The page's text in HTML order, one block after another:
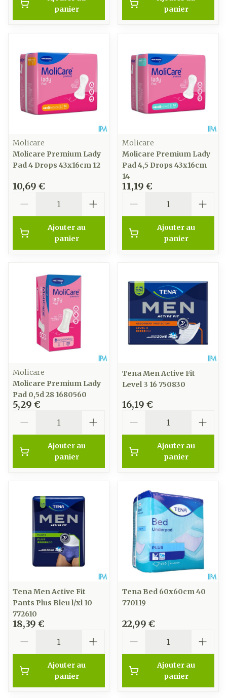
panier
panier
Molicare
Molicare Premium Lady
Pad 4 Drops 43x16cm 12
10,69 €
Ajouter au
panier
Molicare
Molicare Premium Lady
Pad 4,5 Drops 43x16cm
14
11,19 €
Ajouter au
panier
Molicare
Molicare Premium Lady
Pad 0,5d 28 1680560
5,29 €
Ajouter au
panier
Tena Men Active Fit
Level 3 16 750830
16,19 €
Ajouter au
panier
Tena Men Active Fit
Pants Plus Bleu l/xl 10
772610
18,39 €
Ajouter au
panier
Tena Bed 60x60cm 40
770119
22,99 €
Ajouter au
panier